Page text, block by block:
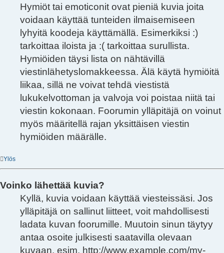
Hymiöt tai emoticonit ovat pieniä kuvia joita
voidaan käyttää tunteiden ilmaisemiseen
lyhyitä koodeja käyttämällä. Esimerkiksi :)
tarkoittaa iloista ja :( tarkoittaa surullista.
Hymiöiden täysi lista on nähtävillä
viestinlähetyslomakkeessa. Älä käytä hymiöitä
liikaa, sillä ne voivat tehdä viestistä
lukukelvottoman ja valvoja voi poistaa niitä tai
viestin kokonaan. Foorumin ylläpitäjä on voinut
myös määritellä rajan yksittäisen viestin
hymiöiden määrälle.
Ylös
Voinko lähettää kuvia?
Kyllä, kuvia voidaan käyttää viesteissäsi. Jos
ylläpitäjä on sallinut liitteet, voit mahdollisesti
ladata kuvan foorumille. Muutoin sinun täytyy
antaa osoite julkisesti saatavilla olevaan
kuvaan, esim. http://www.example.com/my-